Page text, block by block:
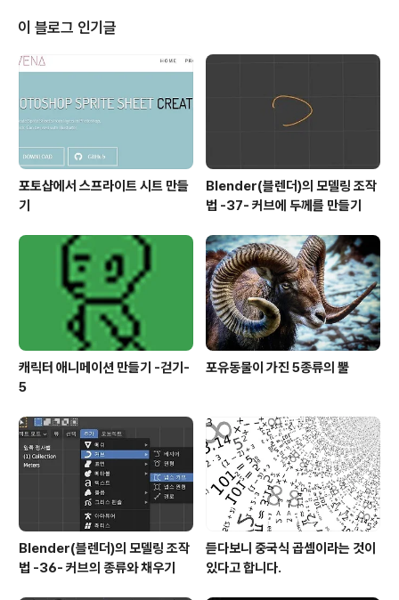
나서, 다음으로 진행해 보도록 합니다. 이렇게 했더니 골드
에 관한 내용까지 어떻게 가지고 오는 것을 확인할 수 있기
는 있었습니다. 이제 데이터를 가지고 오는데 성공하긴 했
으니, 다음으로 넘어가 봐야 합니다. 아예 이번에는 딕셔너
key와 value별로 분류해..
이 블로그 인기글
포토샵에서 스프라이트 시트 만들
기
Blender(블렌더)의 모델링 조작
법 -37- 커브에 두께를 만들기
캐릭터 애니메이션 만들기 -걷기-
5
포유동물이 가진 5종류의 뿔
Blender(블렌더)의 모델링 조작
법 -36- 커브의 종류와 채우기
듣다보니 중국식 곱셈이라는 것이
있다고 합니다.